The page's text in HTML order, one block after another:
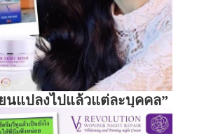
นแปลงไปแล้วแต่ละบุคคล”